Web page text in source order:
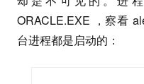
ORACLE.EXE ，察看
台进程都是启动的：